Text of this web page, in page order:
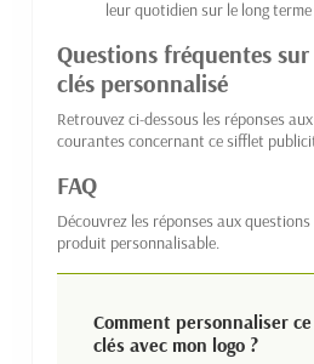
leur quotidien sur le long terme
Questions fréquentes
clés personnalisé
Retrouvez ci-dessous les réponses
courantes concernant ce sifflet
FAQ
Découvrez les réponses aux
produit personnalisable.
Comment personnaliser
clés avec mon logo ?